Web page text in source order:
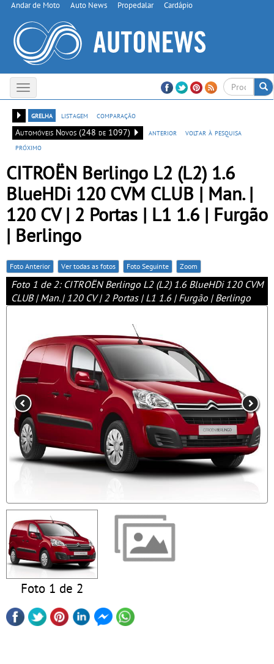
Andar de Moto Auto News Propedalar Cardápio
Toggle
navigation
grelha
listagem
comparação
Automóveis Novos (248 de 1097)
anterior
voltar à pesquisa
próximo
CITROËN Berlingo L2 (L2) 1.6
BlueHDi 120 CVM CLUB | Man. |
120 CV | 2 Portas | L1 1.6 | Furgão
| Berlingo
Foto Anterior Ver todas as fotos Foto Seguinte Zoom
Foto 1 de 2: CITROËN Berlingo L2 (L2) 1.6 BlueHDi 120 CVM
CLUB | Man. | 120 CV | 2 Portas | L1 1.6 | Furgão | Berlingo
Foto 1 de 2